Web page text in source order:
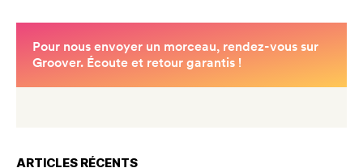
ARTICLES RÉCENTS